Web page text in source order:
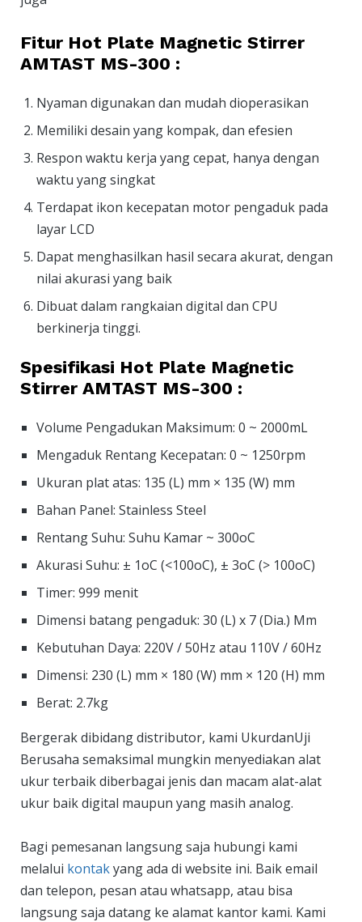
Fitur Hot Plate Magnetic Stirrer
AMTAST MS-300 :
Nyaman digunakan dan mudah dioperasikan
Memiliki desain yang kompak, dan efesien
Respon waktu kerja yang cepat, hanya dengan
waktu yang singkat
Terdapat ikon kecepatan motor pengaduk pada
layar LCD
Dapat menghasilkan hasil secara akurat, dengan
nilai akurasi yang baik
Dibuat dalam rangkaian digital dan CPU
berkinerja tinggi.
Spesifikasi Hot Plate Magnetic
Stirrer AMTAST MS-300 :
Volume Pengadukan Maksimum: 0 ~ 2000mL
Mengaduk Rentang Kecepatan: 0 ~ 1250rpm
Ukuran plat atas: 135 (L) mm × 135 (W) mm
Bahan Panel: Stainless Steel
Rentang Suhu: Suhu Kamar ~ 300oC
Akurasi Suhu: ± 1oC (<100oC), ± 3oC (> 100oC)
Timer: 999 menit
Dimensi batang pengaduk: 30 (L) x 7 (Dia.) Mm
Kebutuhan Daya: 220V / 50Hz atau 110V / 60Hz
Dimensi: 230 (L) mm × 180 (W) mm × 120 (H) mm
Berat: 2.7kg
Bergerak dibidang distributor, kami UkurdanUji
Berusaha semaksimal mungkin menyediakan alat
ukur terbaik diberbagai jenis dan macam alat-alat
ukur baik digital maupun yang masih analog.
Bagi pemesanan langsung saja hubungi kami
melalui kontakyang ada di website ini. Baik email
dan telepon, pesan atau whatsapp, atau bisa
langsung saja datang ke alamat kantor kami. Kami